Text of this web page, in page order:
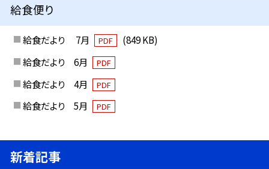
給食便り
給食だより 7月 PDF
(849 KB)
給食だより 6月
PDF
給食だより 4月 PDF
給食だより 5月 PDF
新着記事